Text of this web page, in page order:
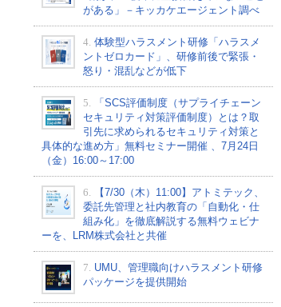
がある」－キッカケエージェント調べ
4. 体験型ハラスメント研修「ハラスメ
ントゼロカード」、研修前後で緊張・
怒り・混乱などが低下
5.
「SCS評価制度（サプライチェーン
セキュリティ対策評価制度）とは？取
引先に求められるセキュリティ対策と
具体的な進め方」無料セミナー開催 、7月24日
（金）16:00～17:00
6.
【7/30（木）11:00】アトミテック、
委託先管理と社内教育の「自動化・仕
組み化」を徹底解説する無料ウェビナ
ーを、LRM株式会社と共催
7. UMU、管理職向けハラスメント研修
パッケージを提供開始